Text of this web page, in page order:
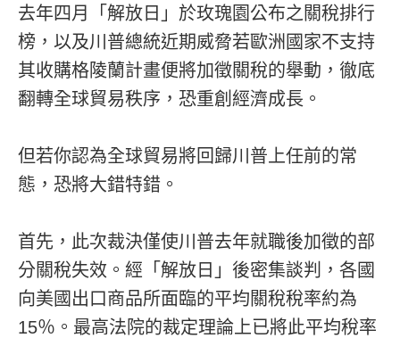
去年四月「解放日」於玫瑰園公布之關稅排行
榜，以及川普總統近期威脅若歐洲國家不支持
其收購格陵蘭計畫便將加徵關稅的舉動，徹底
翻轉全球貿易秩序，恐重創經濟成長。
但若你認為全球貿易將回歸川普上任前的常
態，恐將大錯特錯。
首先，此次裁決僅使川普去年就職後加徵的部
分關稅失效。經「解放日」後密集談判，各國
向美國出口商品所面臨的平均關稅稅率約為
15％。最高法院的裁定理論上已將此平均稅率